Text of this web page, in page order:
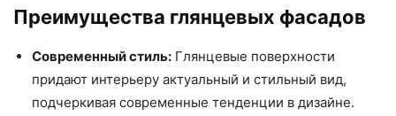
Преимущества глянцевых фасадов
Современный стиль: Глянцевые поверхности
придают интерьеру актуальный и стильный вид,
подчеркивая современные тенденции в дизайне.